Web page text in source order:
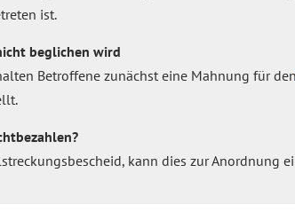
ist.
beglichen wird
Betroffene zunächst eine Mahnung für den
kann dies zur Anordnung